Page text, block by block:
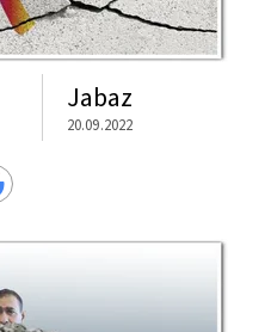
Jabaz
20.09.2022